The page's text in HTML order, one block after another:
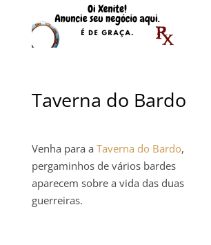
Taverna do Bardo
Venha para a Taverna do Bardo,
pergaminhos de vários bardes
aparecem sobre a vida das duas
guerreiras.